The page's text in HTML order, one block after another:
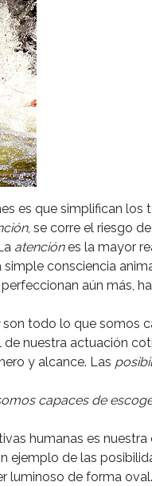
es que simplifican
, se corre el riesgo
atenciónes la mayor
simple consciencia
aún más,
son todo lo que somos
nuestra actuación
y alcance. Las
capaces de
humanas es
ejemplo de las
luminoso de forma